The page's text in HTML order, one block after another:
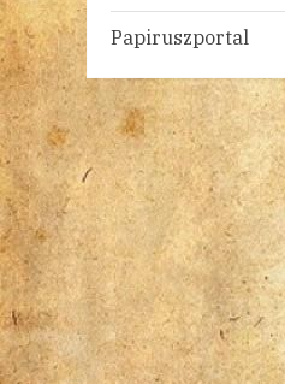
Papiruszportal